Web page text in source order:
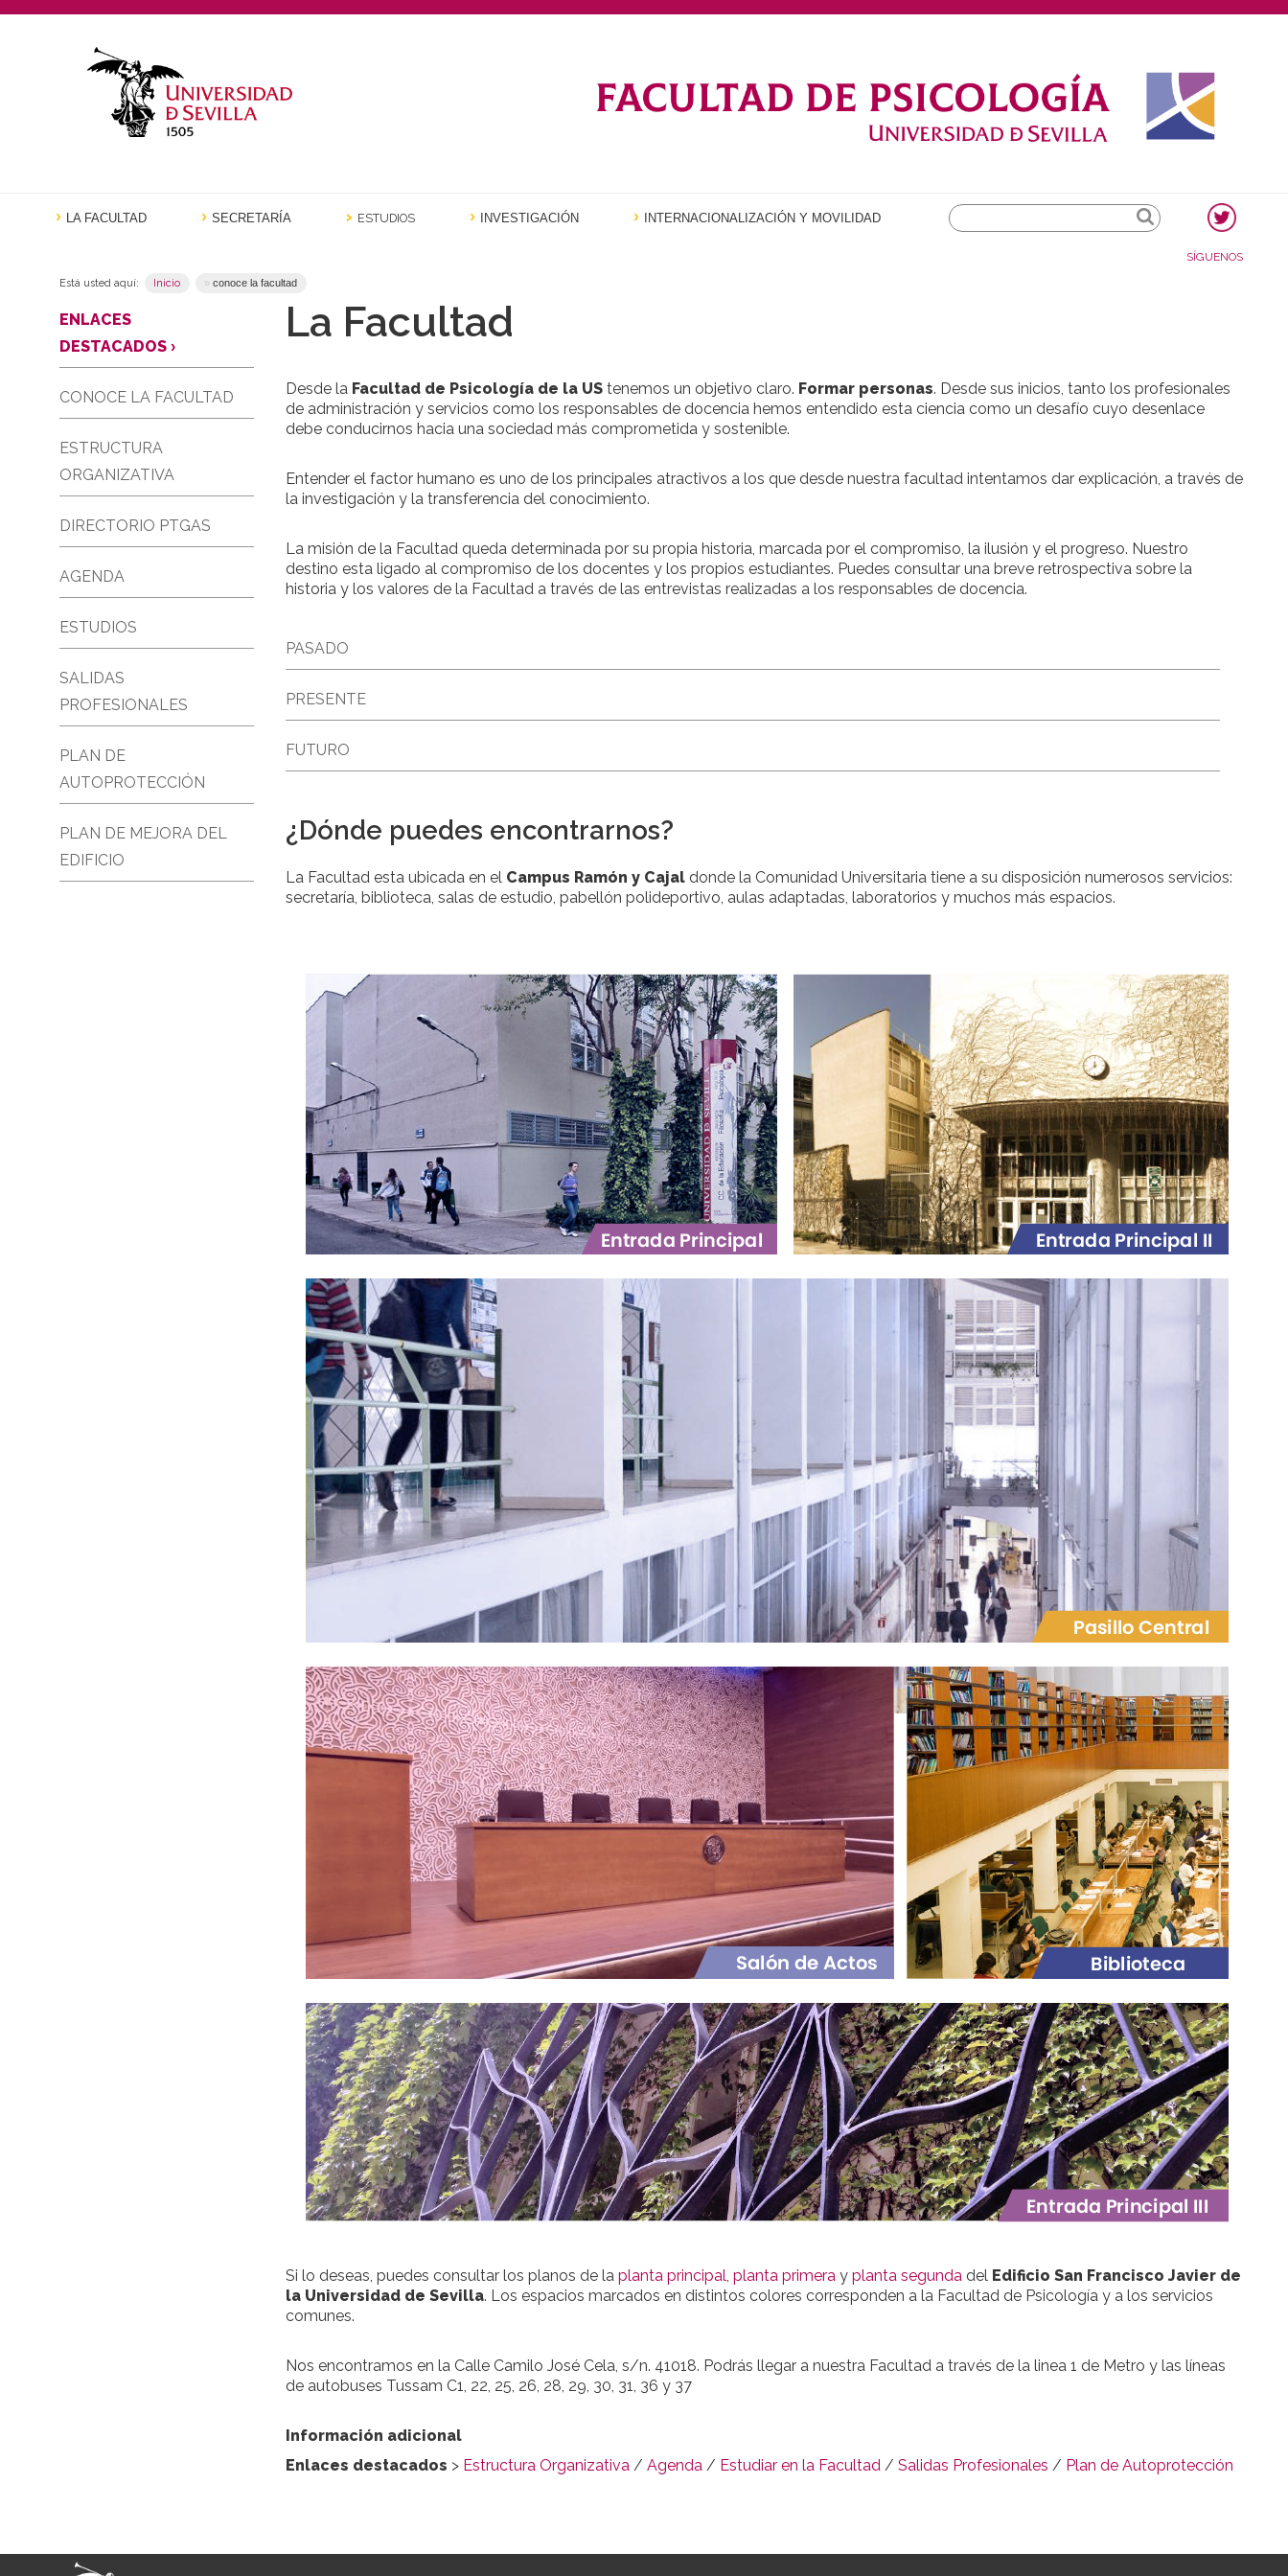
LA FACULTAD SECRETARÍA ESTUDIOS INVESTIGACIÓN INTERNACIONALIZACIÓN Y MOVILIDAD
Search
SÍGUENOS
Está usted aquí: Inicio conoce la facultad
ENLACES
DESTACADOS ›
CONOCE LA FACULTAD
ESTRUCTURA
ORGANIZATIVA
DIRECTORIO PTGAS
AGENDA
ESTUDIOS
SALIDAS
PROFESIONALES
PLAN DE
AUTOPROTECCIÓN
PLAN DE MEJORA DEL
EDIFICIO
La Facultad
Desde la Facultad de Psicología de la US tenemos un objetivo claro. Formar personas. Desde sus inicios, tanto los profesionales
de administración y servicios como los responsables de docencia hemos entendido esta ciencia como un desafío cuyo desenlace
debe conducirnos hacia una sociedad más comprometida y sostenible.
Entender el factor humano es uno de los principales atractivos a los que desde nuestra facultad intentamos dar explicación, a través de
la investigación y la transferencia del conocimiento.
La misión de la Facultad queda determinada por su propia historia, marcada por el compromiso, la ilusión y el progreso. Nuestro
destino esta ligado al compromiso de los docentes y los propios estudiantes. Puedes consultar una breve retrospectiva sobre la
historia y los valores de la Facultad a través de las entrevistas realizadas a los responsables de docencia.
PASADO
PRESENTE
FUTURO
¿Dónde puedes encontrarnos?
La Facultad esta ubicada en el Campus Ramón y Cajal donde la Comunidad Universitaria tiene a su disposición numerosos servicios:
secretaría, biblioteca, salas de estudio, pabellón polideportivo, aulas adaptadas, laboratorios y muchos más espacios.
Si lo deseas, puedes consultar los planos de la planta principal, planta primera y planta segunda del Edificio San Francisco Javier de
la Universidad de Sevilla. Los espacios marcados en distintos colores corresponden a la Facultad de Psicología y a los servicios
comunes.
Nos encontramos en la Calle Camilo José Cela, s/n. 41018. Podrás llegar a nuestra Facultad a través de la linea 1 de Metro y las líneas
de autobuses Tussam C1, 22, 25, 26, 28, 29, 30, 31, 36 y 37
Información adicional
Enlaces destacados > Estructura Organizativa / Agenda / Estudiar en la Facultad / Salidas Profesionales / Plan de Autoprotección